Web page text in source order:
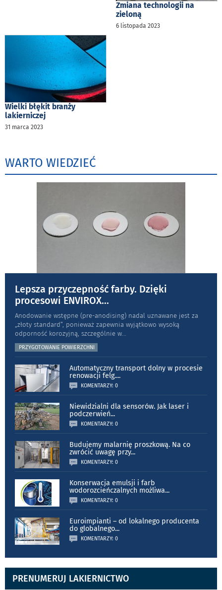
Zmiana technologii na
zieloną
6 listopada 2023
Wielki błękit branży
lakierniczej
31 marca 2023
WARTO WIEDZIEĆ
Lepsza przyczepność farby. Dzięki
procesowi ENVIROX...
Anodowanie wstępne (pre-anodising) nadal uznawane jest za
„złoty standard”, ponieważ zapewnia wyjątkowo wysoką
odporność koro­zyjną, szczególnie w...
PRZYGOTOWANIE POWIERZCHNI
Automatyczny transport dolny w procesie
renowacji felg....
KOMENTARZY: 0
Niewidzialni dla sensorów. Jak laser i
podczerwień...
KOMENTARZY: 0
Budujemy malarnię proszkową. Na co
zwrócić uwagę przy...
KOMENTARZY: 0
Konserwacja emulsji i farb
wodorozcieńczalnych możliwa...
KOMENTARZY: 0
Euroimpianti – od lokalnego producenta
do globalnego...
KOMENTARZY: 0
PRENUMERUJ LAKIERNICTWO